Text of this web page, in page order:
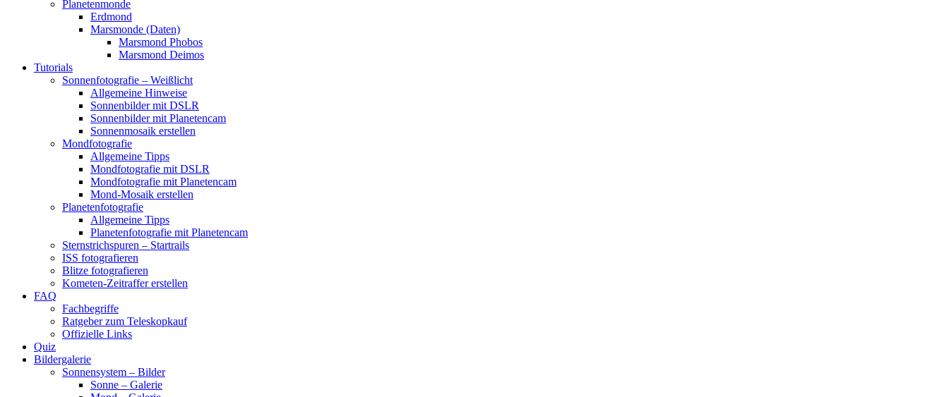
Planetenmonde
Erdmond
Marsmonde (Daten)
Marsmond Phobos
Marsmond Deimos
Tutorials
Sonnenfotografie – Weißlicht
Allgemeine Hinweise
Sonnenbilder mit DSLR
Sonnenbilder mit Planetencam
Sonnenmosaik erstellen
Mondfotografie
Allgemeine Tipps
Mondfotografie mit DSLR
Mondfotografie mit Planetencam
Mond-Mosaik erstellen
Planetenfotografie
Allgemeine Tipps
Planetenfotografie mit Planetencam
Sternstrichspuren – Startrails
ISS fotografieren
Blitze fotografieren
Kometen-Zeitraffer erstellen
FAQ
Fachbegriffe
Ratgeber zum Teleskopkauf
Offizielle Links
Quiz
Bildergalerie
Sonnensystem – Bilder
Sonne – Galerie